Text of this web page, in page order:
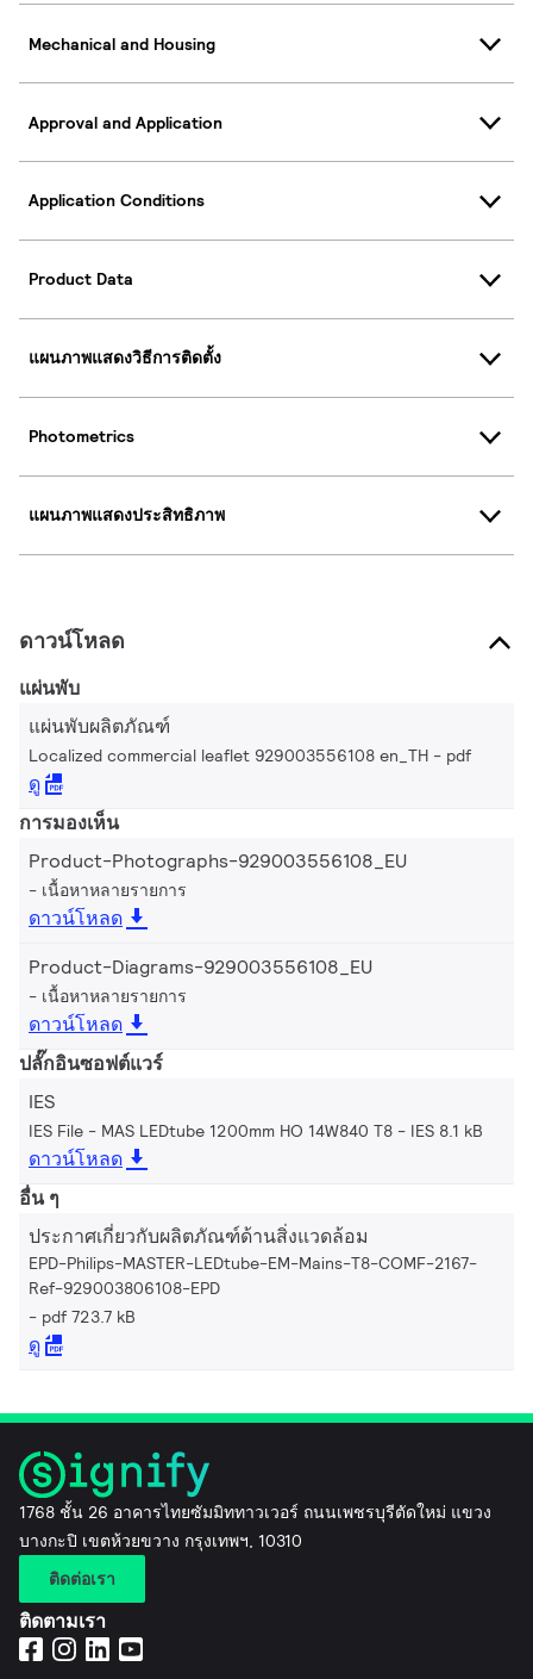
Mechanical and Housing
Approval and Application
Application Conditions
Product Data
แผนภาพแสดงวิธีการติดตั้ง
Photometrics
แผนภาพแสดงประสิทธิภาพ
ดาวน์โหลด
แผ่นพับ
แผ่นพับผลิตภัณฑ์
Localized commercial leaflet 929003556108 en_TH pdf
ดู
การมองเห็น
Product-Photographs-929003556108_EU
เนื้อหาหลายรายการ
ดาวน์โหลด
Product-Diagrams-929003556108_EU
เนื้อหาหลายรายการ
ดาวน์โหลด
ปลั๊กอินซอฟต์แวร์
IES
IES File - MAS LEDtube 1200mm HO 14W840 T8 IES 8.1 kB
ดาวน์โหลด
อื่น ๆ
ประกาศเกี่ยวกับผลิตภัณฑ์ด้านสิ่งแวดล้อม
EPD-Philips-MASTER-LEDtube-EM-Mains-T8-COMF-2167-
Ref-929003806108-EPD
pdf 723.7 kB
ดู
1768 ชั้น 26 อาคารไทยซัมมิททาวเวอร์ ถนนเพชรบุรีตัดใหม่ แขวง
บางกะปิ เขตห้วยขวาง กรุงเทพฯ, 10310
ติดต่อเรา
ติดตามเรา